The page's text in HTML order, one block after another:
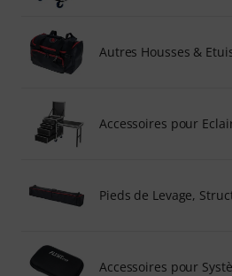
Autres Housses &
Accessoires pour
Pieds de Levage,
Accessoires pour